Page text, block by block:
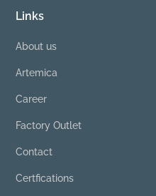
Links
About us
Artemica
Career
Factory Outlet
Contact
Certfications